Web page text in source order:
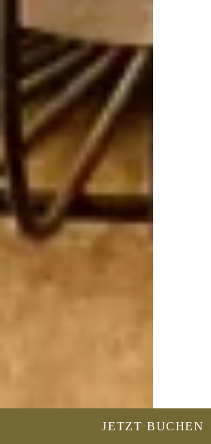
JETZT BUCHEN